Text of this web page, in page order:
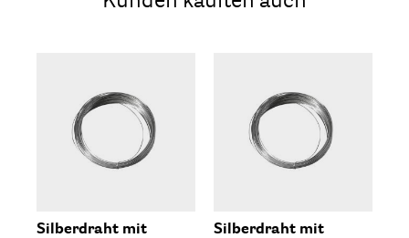
Silberdraht mit
Silberdraht mit